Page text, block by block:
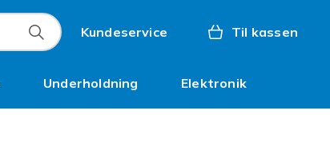
Kundeservice Til kassen
Underholdning Elektronik